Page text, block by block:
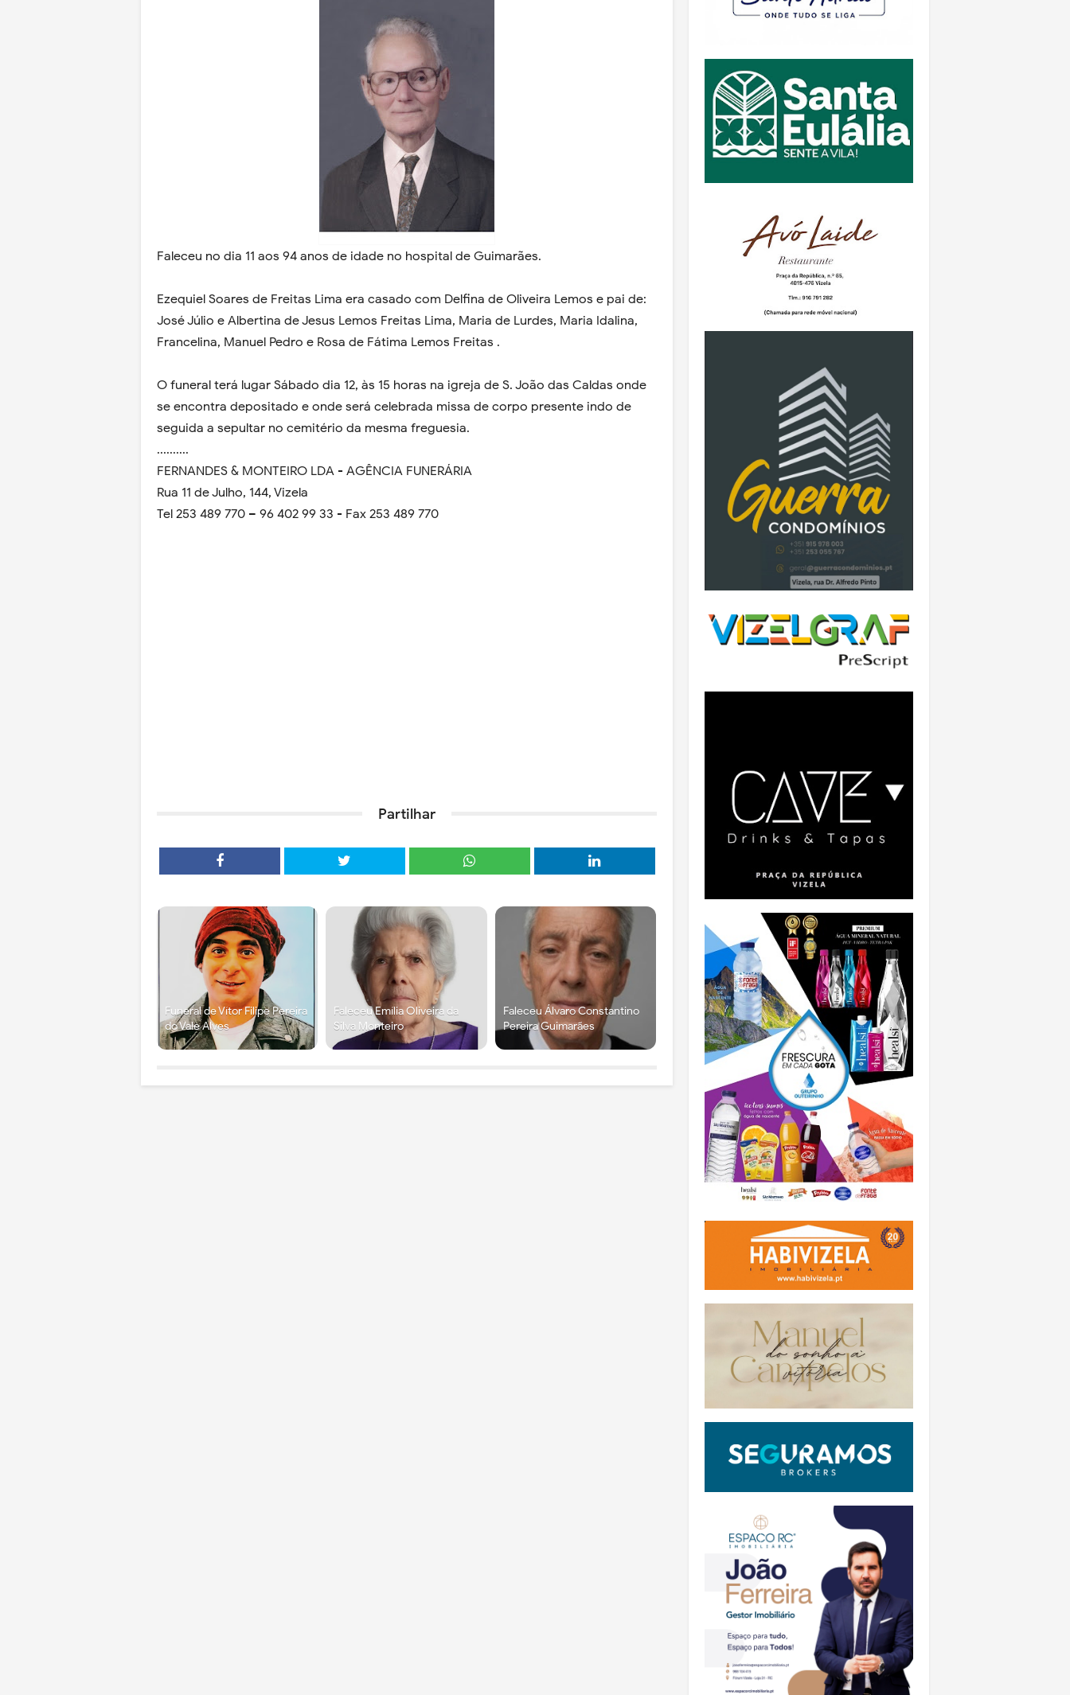
Faleceu no dia 11 aos 94 anos de idade no hospital de Guimarães.
Ezequiel Soares de Freitas Lima era casado com Delfina de Oliveira Lemos e pai de:
José Júlio e Albertina de Jesus Lemos Freitas Lima, Maria de Lurdes, Maria Idalina,
Francelina, Manuel Pedro e Rosa de Fátima Lemos Freitas .
O funeral terá lugar Sábado dia 12, às 15 horas na igreja de S. João das Caldas onde
se encontra depositado e onde será celebrada missa de corpo presente indo de
seguida a sepultar no cemitério da mesma freguesia.
..........
FERNANDES & MONTEIRO LDA - AGÊNCIA FUNERÁRIA
Rua 11 de Julho, 144, Vizela
Tel 253 489 770 – 96 402 99 33 - Fax 253 489 770
Partilhar
Funeral de Vítor Filipe Pereira
do Vale Alves
Faleceu Emília Oliveira da
Silva Monteiro
Faleceu Álvaro Constantino
Pereira Guimarães